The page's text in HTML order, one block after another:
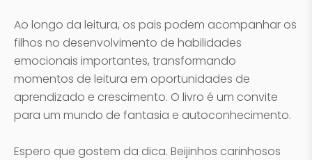
Ao longo da leitura, os pais podem acompanhar os
filhos no desenvolvimento de habilidades
emocionais importantes, transformando
momentos de leitura em oportunidades de
aprendizado e crescimento. O livro é um convite
para um mundo de fantasia e autoconhecimento.
Espero que gostem da dica. Beijinhos carinhosos